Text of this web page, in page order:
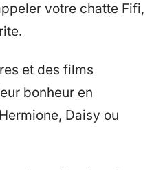
votre chatte Fifi,
et des films
bonheur en
Daisy ou